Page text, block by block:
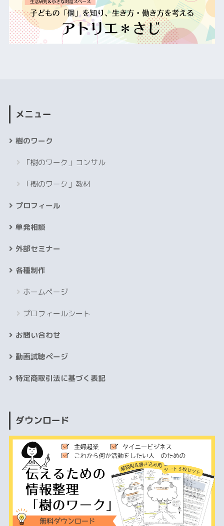
メニュー
樹のワーク
「樹のワーク」コンサル
「樹のワーク」教材
プロフィール
単発相談
外部セミナー
各種制作
ホームページ
プロフィールシート
お問い合わせ
動画試聴ページ
特定商取引法に基づく表記
ダウンロード